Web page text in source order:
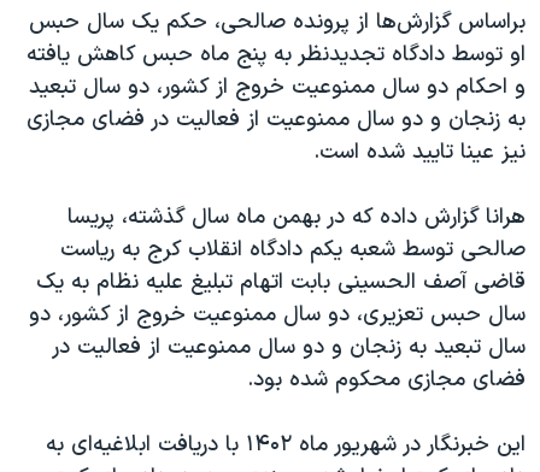
صفحه‌های ویژه
سفر پرزیدنت ترامپ به چین
براساس گزارش‌ها از پرونده صالحی، حکم یک سال حبس
او توسط دادگاه تجدیدنظر به پنج ماه حبس کاهش یافته
و احکام دو سال ممنوعیت خروج از کشور، دو سال تبعید
به زنجان و دو سال ممنوعیت از فعالیت در فضای مجازی
نیز عینا تایید شده است.
هرانا گزارش داده که در بهمن ماه سال گذشته، پریسا
صالحی توسط شعبه یکم دادگاه انقلاب کرج به ریاست
قاضی آصف الحسینی بابت اتهام تبلیغ علیه نظام به یک
سال حبس تعزیری، دو سال ممنوعیت خروج از کشور، دو
سال تبعید به زنجان و دو سال ممنوعیت از فعالیت در
فضای مجازی محکوم شده بود.
این خبرنگار در شهریور ماه ۱۴۰۲ با دریافت ابلاغیه‌ای به